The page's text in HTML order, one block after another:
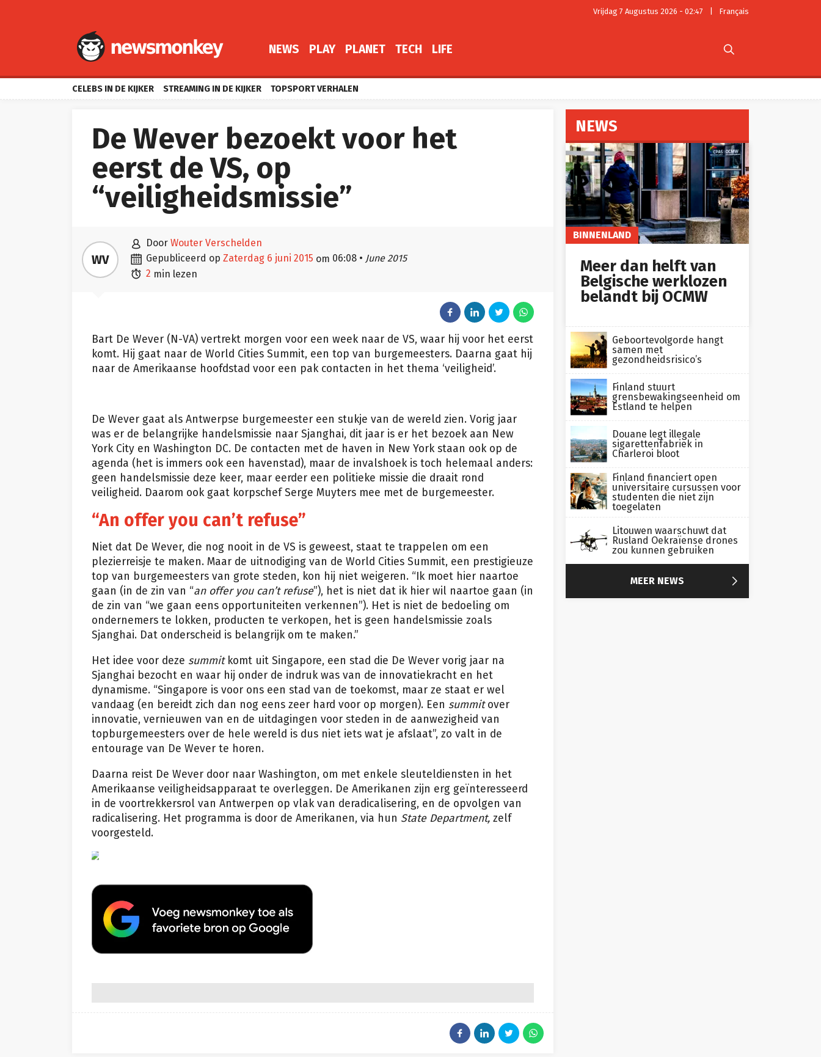
Vrijdag 7 Augustus 2026 - 02:47 Français
NEWS PLAY PLANET TECH LIFE 
CELEBS IN DE KIJKER STREAMING IN DE KIJKER TOPSPORT VERHALEN
De Wever bezoekt voor het
eerst de VS, op
“veiligheidsmissie”
WV
 door Wouter Verschelden
 gepubliceerd op zaterdag 6 juni 2015 om 06:08 • June 2015
 2 min lezen
Bart De Wever (N-VA) vertrekt morgen voor een week naar de VS, waar hij voor het eerst
komt. Hij gaat naar de World Cities Summit, een top van burgemeesters. Daarna gaat hij
naar de Amerikaanse hoofdstad voor een pak contacten in het thema ‘veiligheid’.
De Wever gaat als Antwerpse burgemeester een stukje van de wereld zien. Vorig jaar
was er de belangrijke handelsmissie naar Sjanghai, dit jaar is er het bezoek aan New
York City en Washington DC. De contacten met de haven in New York staan ook op de
agenda (het is immers ook een havenstad), maar de invalshoek is toch helemaal anders:
geen handelsmissie deze keer, maar eerder een politieke missie die draait rond
veiligheid. Daarom ook gaat korpschef Serge Muyters mee met de burgemeester.
“An offer you can’t refuse”
Niet dat De Wever, die nog nooit in de VS is geweest, staat te trappelen om een
plezierreisje te maken. Maar de uitnodiging van de World Cities Summit, een prestigieuze
top van burgemeesters van grote steden, kon hij niet weigeren. “Ik moet hier naartoe
gaan (in de zin van “an offer you can’t refuse”), het is niet dat ik hier wil naartoe gaan (in
de zin van “we gaan eens opportuniteiten verkennen”). Het is niet de bedoeling om
ondernemers te lokken, producten te verkopen, het is geen handelsmissie zoals
Sjanghai. Dat onderscheid is belangrijk om te maken.”
Het idee voor deze summitkomt uit Singapore, een stad die De Wever vorig jaar na
Sjanghai bezocht en waar hij onder de indruk was van de innovatiekracht en het
dynamisme. “Singapore is voor ons een stad van de toekomst, maar ze staat er wel
vandaag (en bereidt zich dan nog eens zeer hard voor op morgen). Een summitover
innovatie, vernieuwen van en de uitdagingen voor steden in de aanwezigheid van
topburgemeesters over de hele wereld is dus niet iets wat je afslaat”, zo valt in de
entourage van De Wever te horen.
Daarna reist De Wever door naar Washington, om met enkele sleuteldiensten in het
Amerikaanse veiligheidsapparaat te overleggen. De Amerikanen zijn erg geïnteresseerd
in de voortrekkersrol van Antwerpen op vlak van deradicalisering, en de opvolgen van
radicalisering. Het programma is door de Amerikanen, via hun State Department, zelf
voorgesteld.
VRT
NEWS
BINNENLAND
Meer dan helft van
Belgische werklozen
belandt bij OCMW
Geboortevolgorde hangt
samen met
gezondheidsrisico’s
Finland stuurt
grensbewakingseenheid om
Estland te helpen
Douane legt illegale
sigarettenfabriek in
Charleroi bloot
Finland financiert open
universitaire cursussen voor
studenten die niet zijn
toegelaten
Litouwen waarschuwt dat
Rusland Oekraïense drones
zou kunnen gebruiken
MEER NEWS 